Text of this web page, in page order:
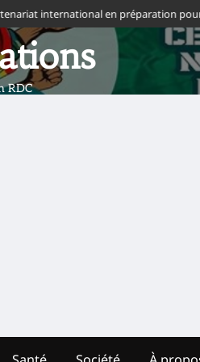
en préparation pour
RDC